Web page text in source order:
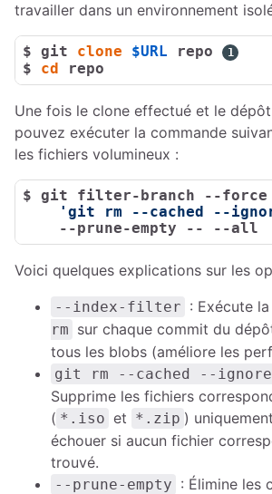
travailler dans un environnement
$ git clone $URL repo
$ cd repo
Une fois le clone effectué et le
pouvez exécuter la commande
les fichiers volumineux :
$ git filter-branch --
'git rm --cached --
    --prune-empty -- --all
Voici quelques explications sur les
--index-filter : Exécute
rm sur chaque commit du
tous les blobs (améliore les
git rm --cached --
Supprime les fichiers
( *.iso et *.zip )
échouer si aucun fichier
trouvé.
--prune-empty : Élimine les